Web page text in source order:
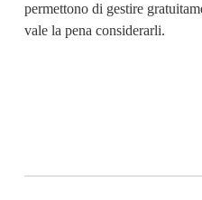
permettono di gestire
vale la pena considerarli.